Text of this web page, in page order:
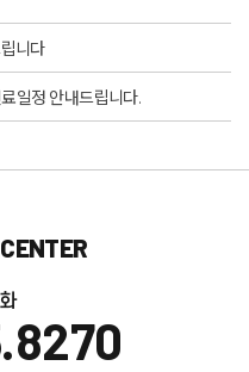
니다
일정 안내드립니다.